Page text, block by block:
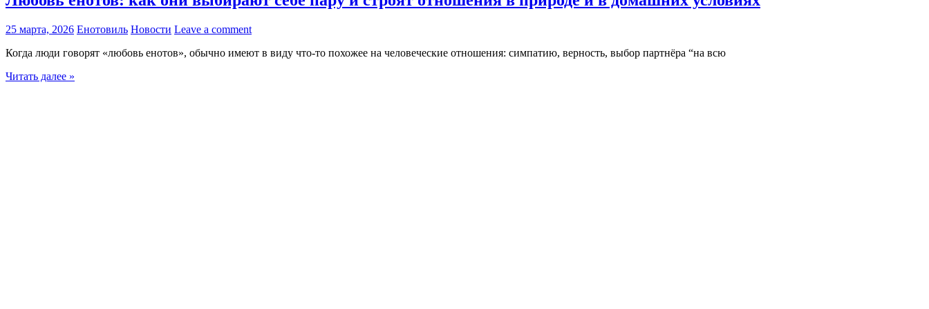
25 марта, 2026 Енотовиль Новости Leave a comment
Когда люди говорят «любовь енотов», обычно имеют в виду что-то похожее на человеческие отношения: симпатию, верность, выбор партнёра “на всю
Читать далее »